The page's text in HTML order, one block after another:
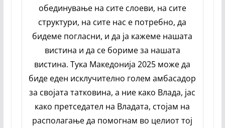
обединување на сите слоеви, на сите
структури, на сите нас е потребно, да
бидеме погласни, и да ја кажеме нашата
вистина и да се бориме за нашата
вистина. Тука Македонија 2025 може да
биде еден исклучително голем амбасадор
за својата татковина, а ние како Влада, јас
како претседател на Владата, стојам на
располагање да помогнам во целиот тој